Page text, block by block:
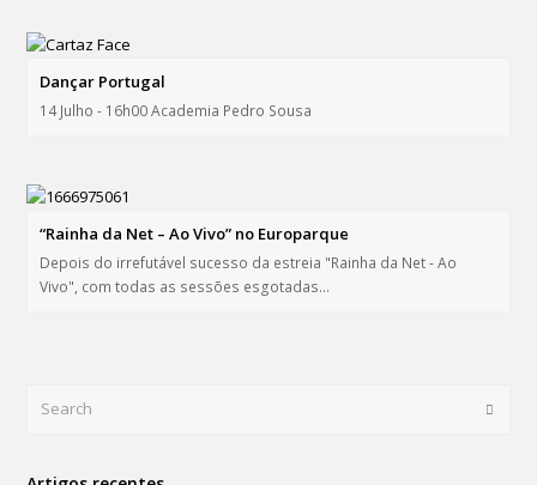
Dançar Portugal
14 Julho - 16h00 Academia Pedro Sousa
“Rainha da Net – Ao Vivo” no Europarque
Depois do irrefutável sucesso da estreia "Rainha da Net - Ao
Vivo", com todas as sessões esgotadas…